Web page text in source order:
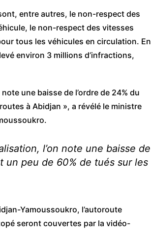
entre autres, le non-respect des
le non-respect des vitesses
tous les véhicules en circulation. En
environ 3 millions d’infractions,
une baisse de l’ordre de 24% du
à Abidjan », a révélé le ministre
l’on note une baisse de
un peu de 60% de tués sur les
Yamoussoukro, l’autoroute
seront couvertes par la vidéo-